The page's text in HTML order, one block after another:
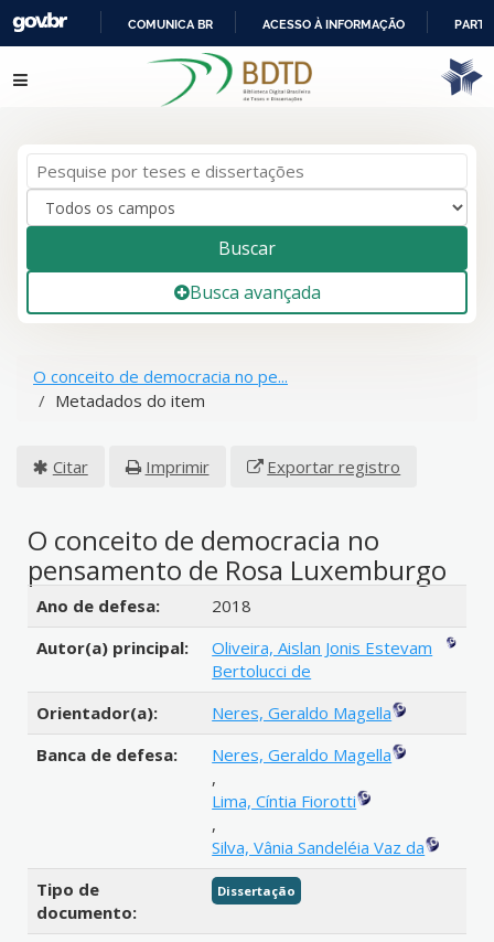
IR
PARA
COMUNICA BR ACESSO À INFORMAÇÃO
Pular para o conteúdo
Buscar
Busca avançada
O conceito de democracia no pe...
Metadados do item
Citar Imprimir Exportar registro
O conceito de democracia no
pensamento de Rosa Luxemburgo
Detalhes bibliográficos
Ano de defesa:
2018
Autor(a) principal:
Oliveira, Aislan Jonis Estevam
Bertolucci de
Orientador(a):
Neres, Geraldo Magella
Banca de defesa:
Neres, Geraldo Magella
,
Lima, Cíntia Fiorotti
,
Silva, Vânia Sandeléia Vaz da
Tipo de
documento:
Dissertação